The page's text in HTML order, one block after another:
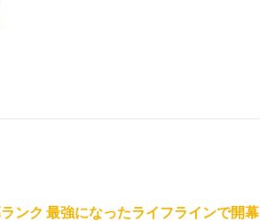
ンク 最強になったライフラインで開